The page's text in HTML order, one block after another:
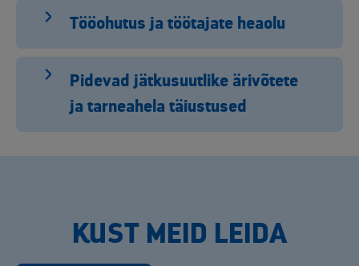
Tööohutus ja töötajate heaolu
Pidevad jätkusuutlike ärivõtete
ja tarneahela täiustused
KUST MEID LEIDA